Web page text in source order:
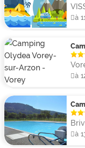
à
à
à